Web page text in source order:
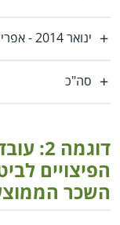
ינואר 2014 - אפריל 2015
סה"כ
הפיצויים
השכר